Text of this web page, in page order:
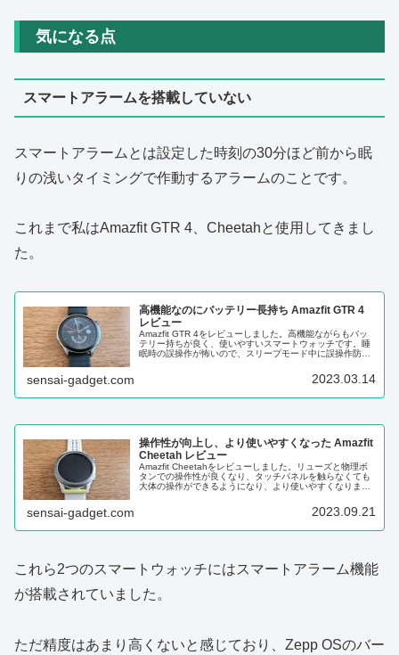
気になる点
スマートアラームを搭載していない
スマートアラームとは設定した時刻の30分ほど前から眠
りの浅いタイミングで作動するアラームのことです。
これまで私はAmazfit GTR 4、Cheetahと使用してきまし
た。
高機能なのにバッテリー長持ち Amazfit GTR 4
レビュー
Amazfit GTR 4をレビューしました。高機能ながらもバッ
テリー持ちが良く、使いやすいスマートウォッチです。睡
眠時の誤操作が怖いので、スリープモード中に誤操作防止
sensai-gadget.com 2023.03.14
操作性が向上し、より使いやすくなった Amazfit
Cheetah レビュー
Amazfit Cheetahをレビューしました。リューズと物理ボ
タンでの操作性が良くなり、タッチパネルを触らなくても
大体の操作ができるようになり、より使いやすくなりまし
sensai-gadget.com 2023.09.21
これら2つのスマートウォッチにはスマートアラーム機能
が搭載されていました。
ただ精度はあまり高くないと感じており、Zepp OSのバー